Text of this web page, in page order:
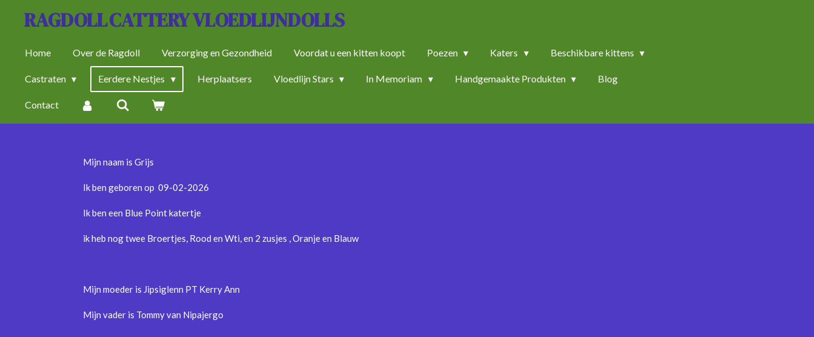
direct
hoofdinhoud
RAGDOLLCATTERY VLOEDLIJNDOLLS
Home Over de Ragdoll Verzorging en Gezondheid Voordat u een kitten koopt Poezen Katers Beschikbare kittens
Castraten Eerdere Nestjes Herplaatsers Vloedlijn Stars In Memoriam Handgemaakte Produkten Blog
Contact
Mijn naam is Grijs
Ik ben geboren op 09-02-2026
Ik ben een Blue Point katertje
ik heb nog twee Broertjes, Rood en Wti, en 2 zusjes , Oranje en Blauw
Mijn moeder is Jipsiglenn PT Kerry Ann
Mijn vader is Tommy van Nipajergo